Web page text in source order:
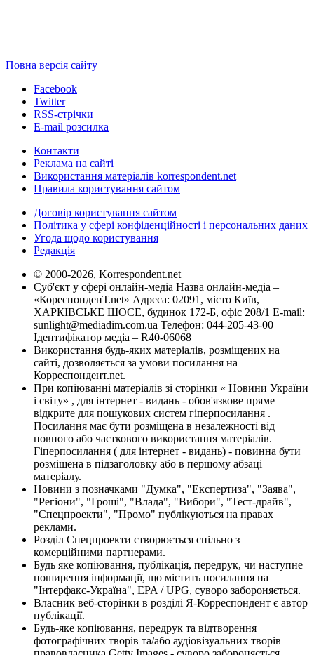
Повна версія сайту
Facebook
Twitter
RSS-стрічки
E-mail розсилка
Контакти
Реклама на сайті
Використання матеріалів korrespondent.net
Правила користування сайтом
Договір користування сайтом
Політика у сфері конфіденційності і персональних даних
Угода щодо користування
Редакція
© 2000-2026, Korrespondent.net
Суб'єкт у сфері онлайн-медіа Назва онлайн-медіа –
«КореспонденТ.net» Адреса: 02091, місто Київ,
ХАРКІВСЬКЕ ШОСЕ, будинок 172-Б, офіс 208/1 E-mail:
sunlight@mediadim.com.ua Телефон: 044-205-43-00
Ідентифікатор медіа – R40-06068
Використання будь-яких матеріалів, розміщених на
сайті, дозволяється за умови посилання на
Корреспондент.net.
При копіюванні матеріалів зі сторінки « Новини України
і світу» , для інтернет - видань - обов'язкове пряме
відкрите для пошукових систем гіперпосилання .
Посилання має бути розміщена в незалежності від
повного або часткового використання матеріалів.
Гіперпосилання ( для інтернет - видань) - повинна бути
розміщена в підзаголовку або в першому абзаці
матеріалу.
Новини з позначками "Думка", "Експертиза", "Заява",
"Регіони", "Гроші", "Влада", "Вибори", "Тест-драйв",
"Спецпроекти", "Промо" публікуються на правах
реклами.
Розділ Спецпроекти створюється спільно з
комерційними партнерами.
Будь яке копіювання, публікація, передрук, чи наступне
поширення інформації, що містить посилання на
"Інтерфакс-Україна", EPA / UPG, суворо забороняється.
Власник веб-сторінки в розділі Я-Корреспондент є автор
публікації.
Будь-яке копіювання, передрук та відтворення
фотографічних творів та/або аудіовізуальних творів